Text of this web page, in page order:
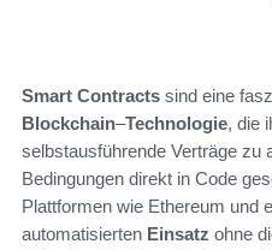
Smart Contracts sind eine
Blockchain–Technologie, die
selbstausführende Verträge zu
Bedingungen direkt in Code
Plattformen wie Ethereum und
automatisierten Einsatz ohne